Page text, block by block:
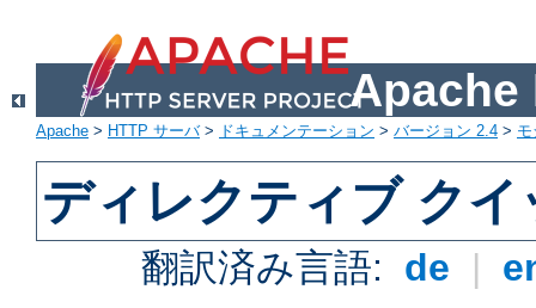
Apache
Apache > HTTP サーバ> ドキュメンテーション > バージョン 2.4 >
ディレクティブ ク
翻訳済み言語: de |